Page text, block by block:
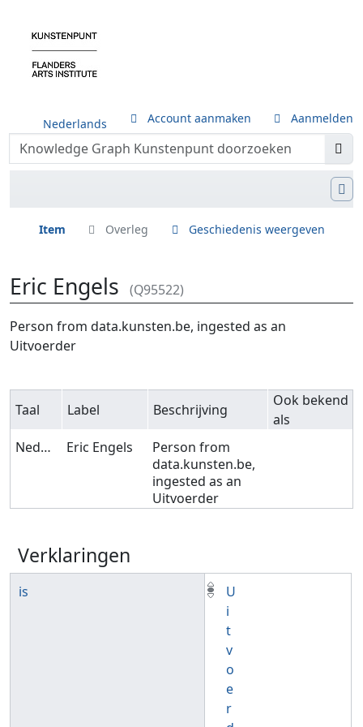
Nederlands Account aanmaken Aanmelden
Item Overleg Geschiedenis weergeven
Eric Engels (Q95522)
Ga naar:navigatie,zoeken
Person from data.kunsten.be, ingested as an
Uitvoerder
Taal Label Beschrijving
Ook bekend
als
Nederlands
Eric Engels
Person from
data.kunsten.be,
ingested as an
Uitvoerder
Verklaringen
is
U
i
t
v
o
e
r